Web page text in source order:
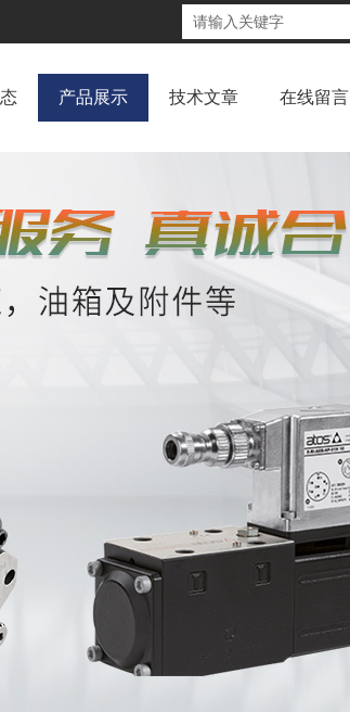
产品展示 技术文章 在线留言